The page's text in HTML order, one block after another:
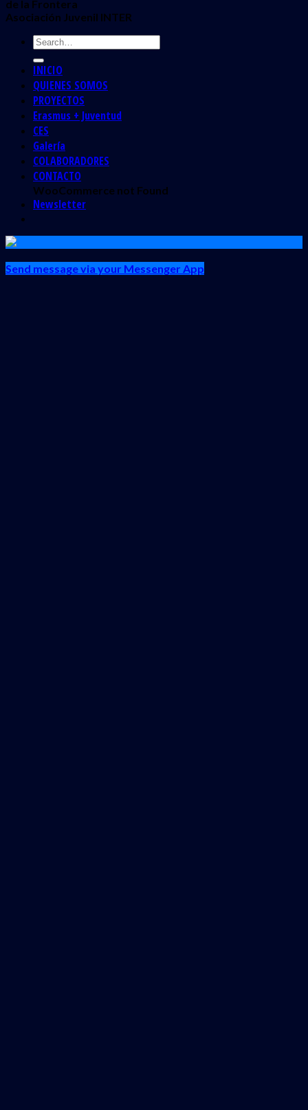
de la Frontera
Asociación Juvenil INTER
INICIO
QUIENES SOMOS
PROYECTOS
Erasmus + Juventud
CES
Galería
COLABORADORES
CONTACTO
WooCommerce not Found
Newsletter
Send message via your Messenger App